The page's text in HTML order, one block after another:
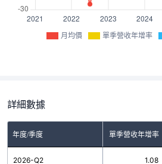
月均價 單季營收年增率
詳細數據
年度/季度 單季營收年增率
2026-Q2 1.08